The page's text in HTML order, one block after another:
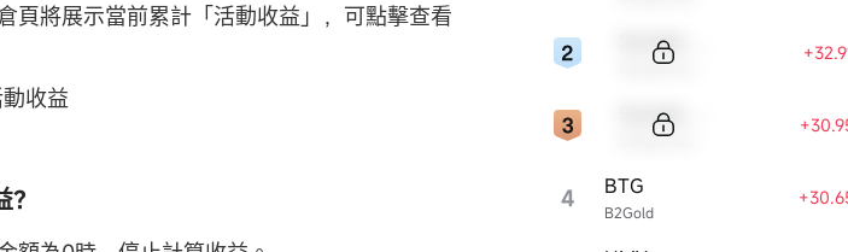
頁將展示當前累計「活動收益」，可點擊查看
收益
4 B2Gold
BTG